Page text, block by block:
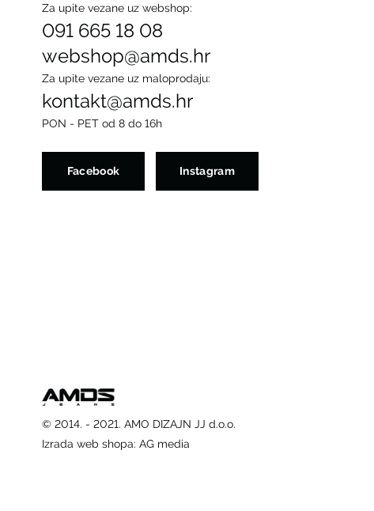
Za upite vezane uz webshop:
091 665 18 08
webshop@amds.hr
Za upite vezane uz maloprodaju:
kontakt@amds.hr
PON - PET od 8 do 16h
Facebook Instagram
© 2014. - 2021. AMO DIZAJN JJ d.o.o.
Izrada web shopa: AG media